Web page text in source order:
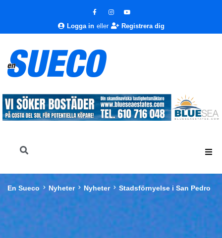
Logga in eller Registrera dig
En Sueco Nyheter Nyheter Stadsförnyelse i San Pedro